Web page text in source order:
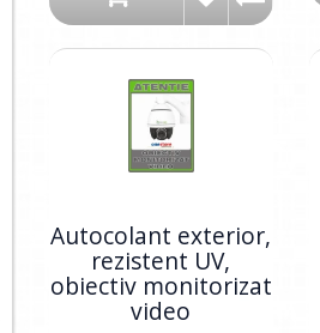
Autocolant exterior,
rezistent UV,
obiectiv monitorizat
video